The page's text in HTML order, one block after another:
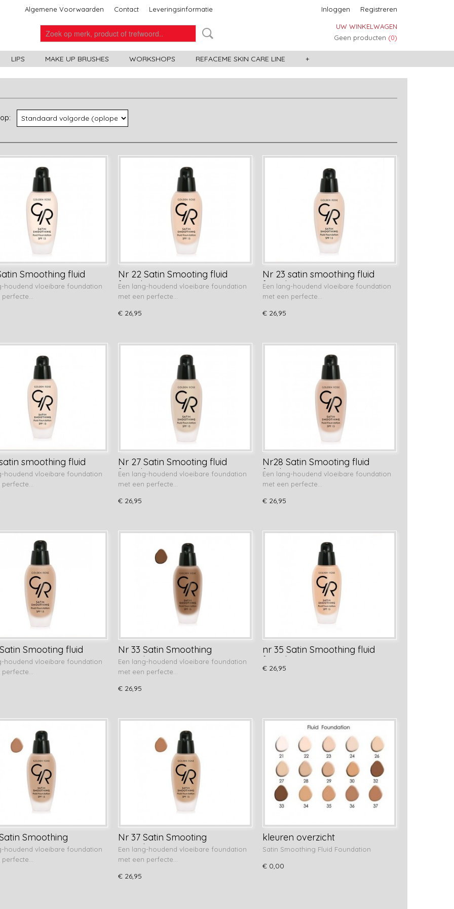
Algemene Voorwaarden Contact Leveringsinformatie Inloggen Registreren
UW WINKELWAGEN
Geen producten (0)
LIPS MAKE UP BRUSHES WORKSHOPS REFACEME SKIN CARE LINE +
op:
Smoothing fluid
houdend vloeibare foundation
Nr 22 Satin Smooting fluid
foundation
Een lang-houdend vloeibare foundation
met een perfecte…
€ 26,95
Nr 23 satin smoothing fluid
foundation
Een lang-houdend vloeibare foundation
met een perfecte…
€ 26,95
smoothing fluid
houdend vloeibare foundation
Nr 27 Satin Smooting fluid
foundation
Een lang-houdend vloeibare foundation
met een perfecte…
€ 26,95
Nr28 Satin Smooting fluid
foudation
Een lang-houdend vloeibare foundation
met een perfecte…
€ 26,95
Smooting fluid
houdend vloeibare foundation
Nr 33 Satin Smoothing
Foundation
Een lang-houdend vloeibare foundation
met een perfecte…
€ 26,95
nr 35 Satin Smoothing fluid
foundation
€ 26,95
Smoothing
houdend vloeibare foundation
Nr 37 Satin Smooting
Foundation
Een lang-houdend vloeibare foundation
met een perfecte…
€ 26,95
kleuren overzicht
Satin Smoothing Fluid Foundation
€ 0,00